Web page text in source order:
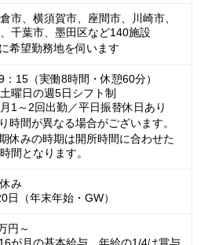
市、横須賀市、座間市、川崎市、
千葉市、墨田区など140施設
希望勤務地を伺います
15（実働8時間・休憩60分）
曜日の週5日シフト制
1～2回出勤／平日振替休日あり
時間が異なる場合がございます。
休みの時期は開所時間に合わせた
間となります。
み
日（年末年始・GW）
円～